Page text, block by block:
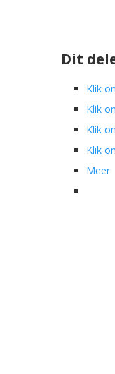
Dit
Klik
Klik
Klik
Klik
Meer